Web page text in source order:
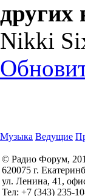
других
Nikki
Музыка Ведущие
© Радио Форум,
620075 г.
ул. Ленина, 41,
Тел: +7 (343) 235-